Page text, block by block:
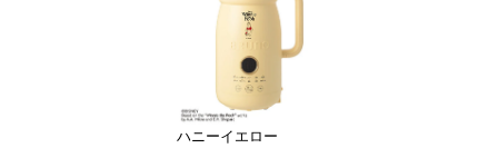
ハニーイエロー